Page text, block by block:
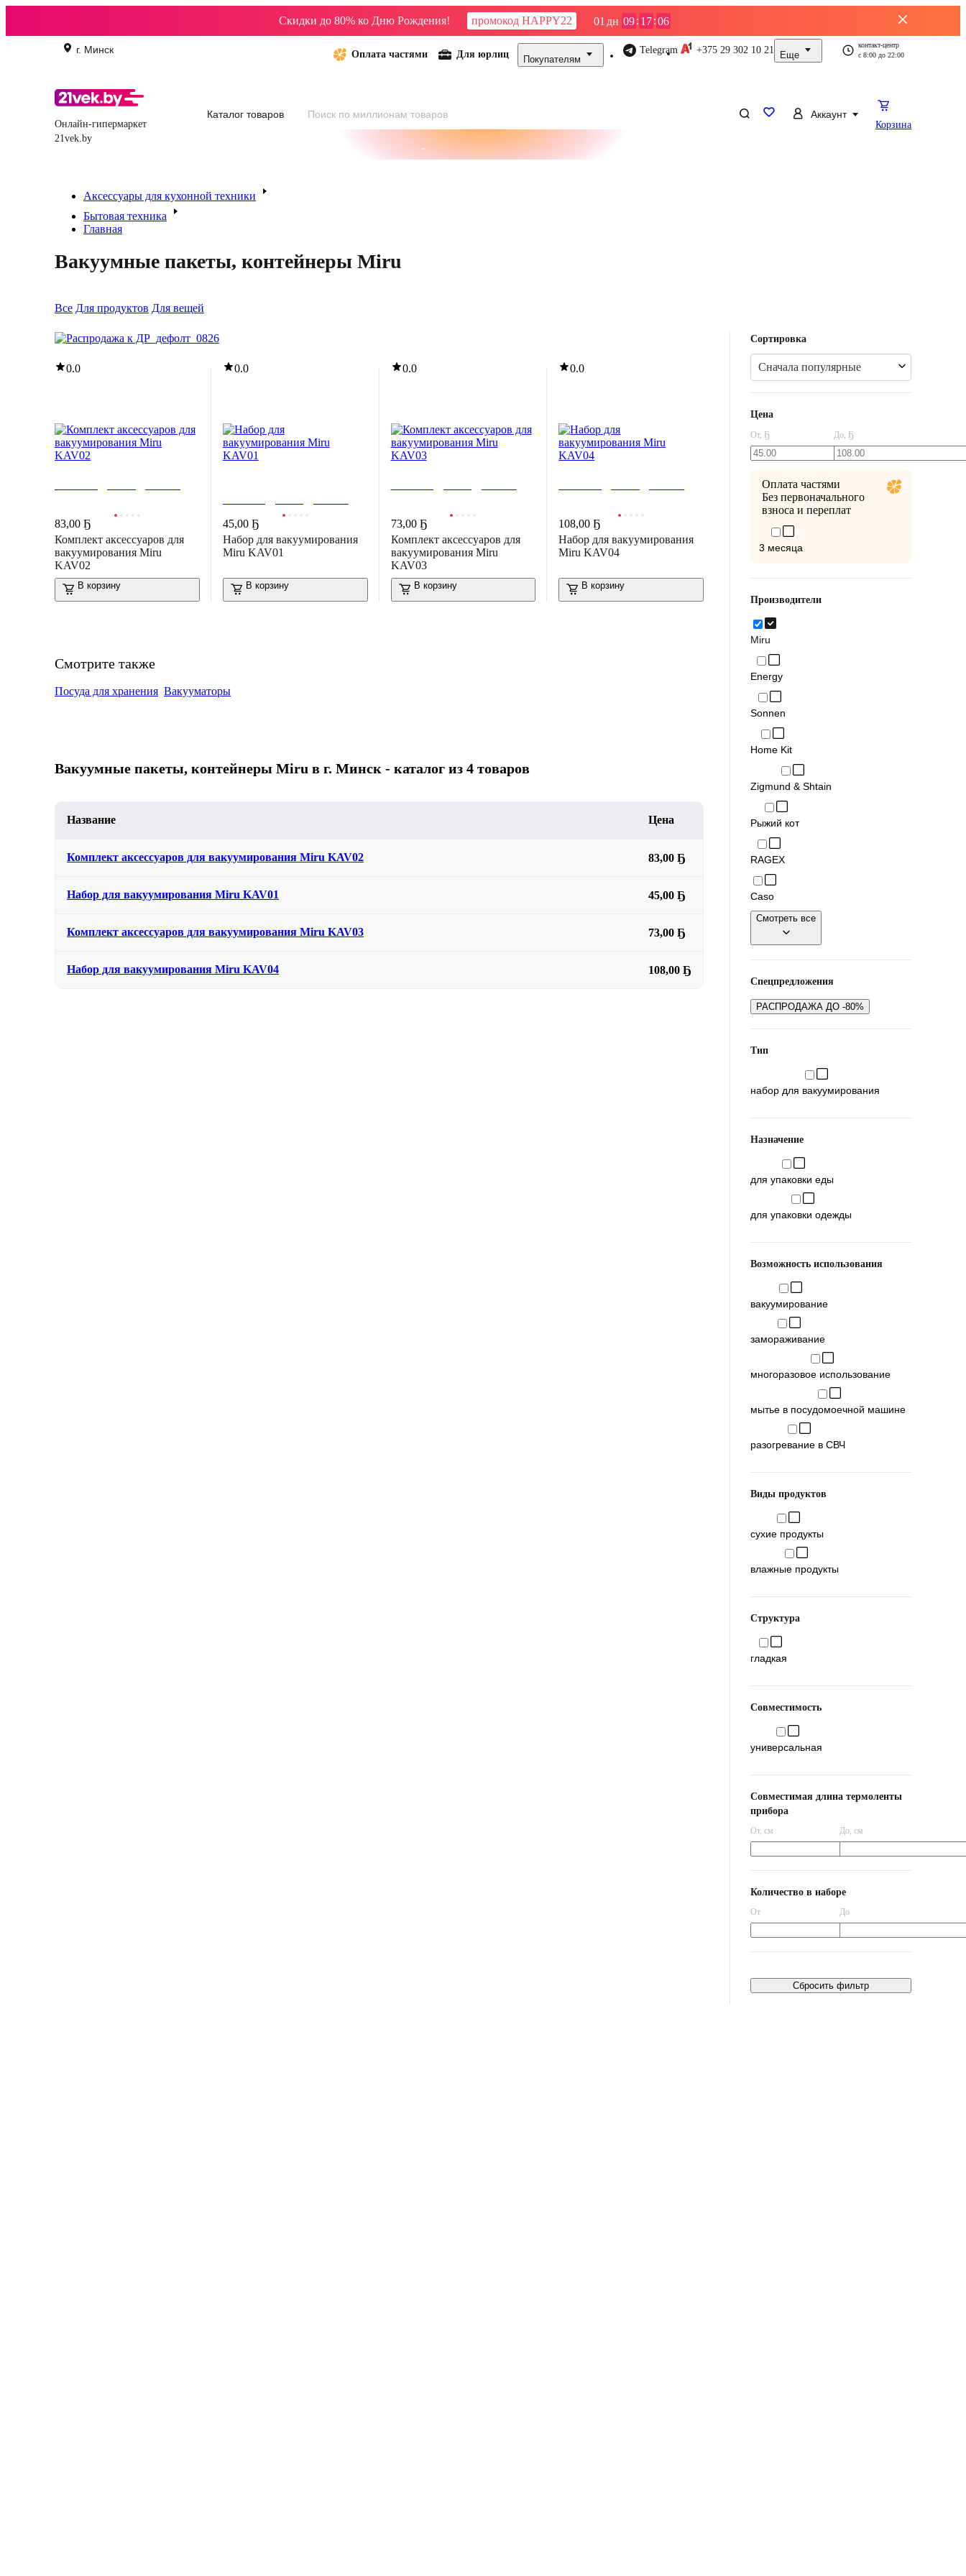
Скидки до 80% ко Дню Рождения! промокод HAPPY22 01 дн 09 : 17 :06
г. Минск Оплата частями Для юрлиц Покупателям
Telegram +375 29 302 10 21 Еще
контакт-центр
с 8:00 до 22:00
Онлайн-гипермаркет
21vek.by
Каталог товаров Аккаунт
Корзина
Все акции
Аксессуары для кухонной техники
Бытовая техника
Главная
Вакуумные пакеты, контейнеры Miru
Все Для продуктов Для вещей
0.0
83,00 Ҕ
Комплект аксессуаров для
вакуумирования Miru
KAV02
В корзину
0.0
45,00 Ҕ
Набор для вакуумирования
Miru KAV01
В корзину
0.0
73,00 Ҕ
Комплект аксессуаров для
вакуумирования Miru
KAV03
В корзину
0.0
108,00 Ҕ
Набор для вакуумирования
Miru KAV04
В корзину
Смотрите также
Посуда для хранения Вакууматоры
Вакуумные пакеты, контейнеры Miru в г. Минск - каталог из 4 товаров
Название Цена
Комплект аксессуаров для вакуумирования Miru KAV02 83,00 Ҕ
Набор для вакуумирования Miru KAV01 45,00 Ҕ
Комплект аксессуаров для вакуумирования Miru KAV03 73,00 Ҕ
Набор для вакуумирования Miru KAV04 108,00 Ҕ
Сортировка
Сначала популярные
Цена
От, Ҕ До, Ҕ
Оплата частями
Без первоначального
взноса и переплат
3 месяца
Производители
Miru
Energy
Sonnen
Home Kit
Zigmund & Shtain
Рыжий кот
RAGEX
Caso
Смотреть все
Спецпредложения
РАСПРОДАЖА ДО -80%
Тип
набор для вакуумирования
Назначение
для упаковки еды
для упаковки одежды
Возможность использования
вакуумирование
замораживание
многоразовое использование
мытье в посудомоечной машине
разогревание в СВЧ
Виды продуктов
сухие продукты
влажные продукты
Структура
гладкая
Совместимость
универсальная
Совместимая длина термоленты
прибора
От, см До , см
Количество в наборе
От До
Сбросить фильтр